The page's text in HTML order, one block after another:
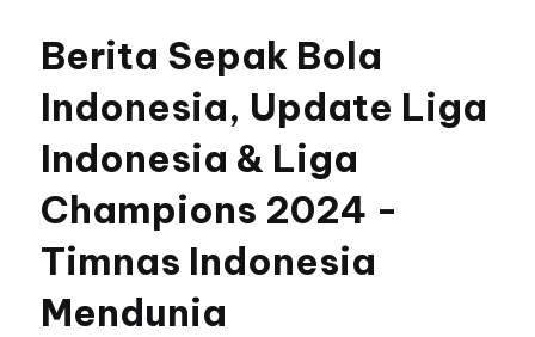
content
Berita Sepak Bola
Indonesia, Update Liga
Indonesia & Liga
Champions 2024 -
Timnas Indonesia
Mendunia